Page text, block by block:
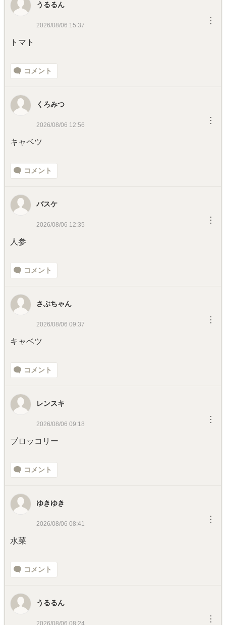
うるるん
2026/08/06 15:37 ︙
トマト
コメント
くろみつ
2026/08/06 12:56 ︙
キャベツ
コメント
バスケ
2026/08/06 12:35 ︙
人参
コメント
さぶちゃん
2026/08/06 09:37 ︙
キャベツ
コメント
レンスキ
2026/08/06 09:18 ︙
ブロッコリー
コメント
ゆきゆき
2026/08/06 08:41 ︙
水菜
コメント
うるるん
︙